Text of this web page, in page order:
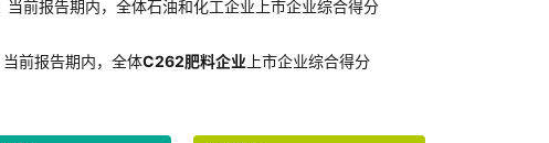
当前报告期内，全体石油和化工企业上市企业综合得分
当前报告期内，全体C262肥料企业 上市企业综合得分